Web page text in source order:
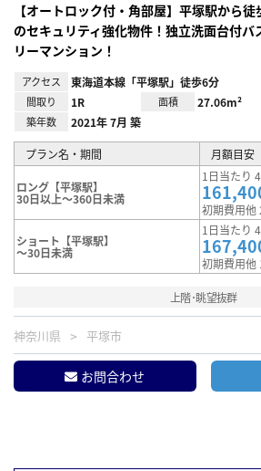
【オートロック付・角部屋】平塚駅から
のセキュリティ強化物件！独立洗面台付バ
リーマンション！
アクセス 東海道本線「平塚駅」徒歩6分
間取り 1R 面積 27.06m²
築年数 2021年 7月 築
プラン名・期間 月額目安
ロング【平塚駅】
30日以上～360日未満
1日当たり
初期費用他
ショート【平塚駅】
～30日未満
1日当たり
初期費用他
上階･眺望抜群
神奈川県 平塚市
お問合わせ